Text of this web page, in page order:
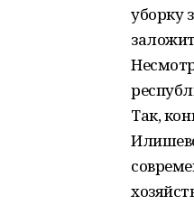
уборку
Так,